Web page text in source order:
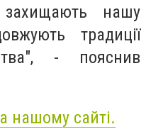
захищають нашу
традиції
- пояснив
нашому сайті.